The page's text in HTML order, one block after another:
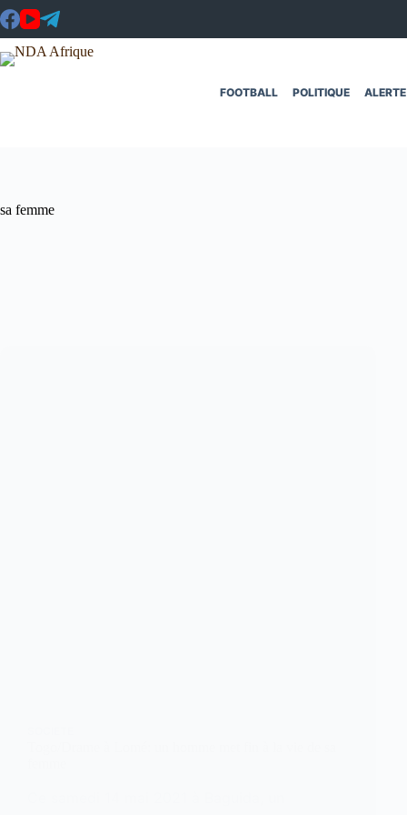
Passer
au
contenu
FOOTBALL POLITIQUE ALERTE
sa femme